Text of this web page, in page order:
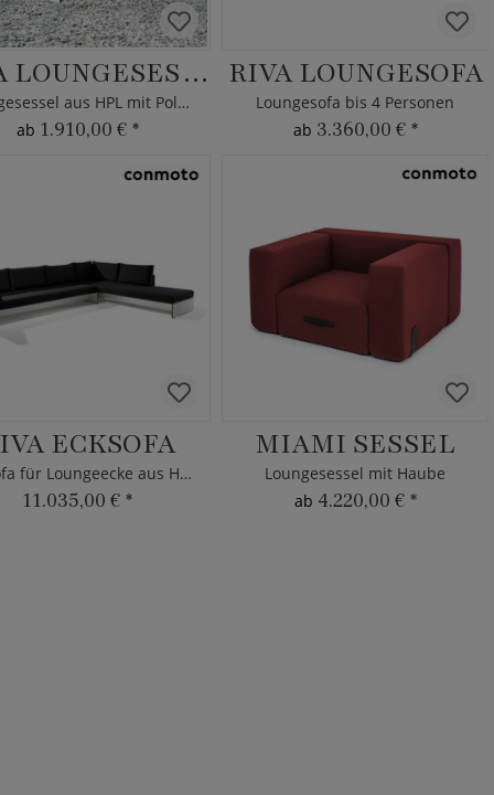
RIVA LOUNGESESSEL
Loungesessel aus HPL mit Polster
ab 1.910,00 € *
RIVA LOUNGESOFA
Loungesofa bis 4 Personen
ab 3.360,00 € *
ECKSOFA
Ecksofa für Loungeecke aus HPL
11.035,00 € *
MIAMI SESSEL
Loungesessel mit Haube
ab 4.220,00 € *